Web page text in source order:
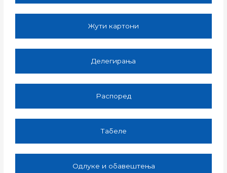
Жути картони
Делегирања
Распоред
Табеле
Одлуке и обавештења